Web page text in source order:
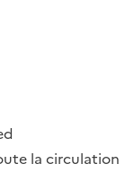
la circulation